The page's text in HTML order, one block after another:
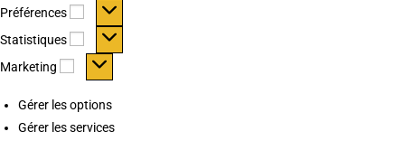
Préférences
Préférences
Statistiques Statistiques
Marketing Marketing
Gérer les options
Gérer les services